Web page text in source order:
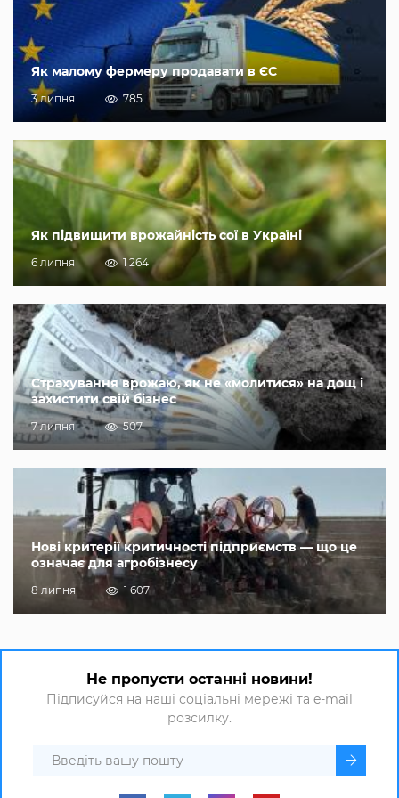
Як малому фермеру продавати в ЄС
3 липня 785
Як підвищити врожайність сої в Україні
6 липня 1 264
Страхування врожаю, як не «молитися» на дощ і
захистити свій бізнес
7 липня 507
Нові критерії критичності підприємств — що це
означає для агробізнесу
8 липня 1 607
Не пропусти останні новини!
Підписуйся на наші соціальні мережі та e-mail
розсилку.